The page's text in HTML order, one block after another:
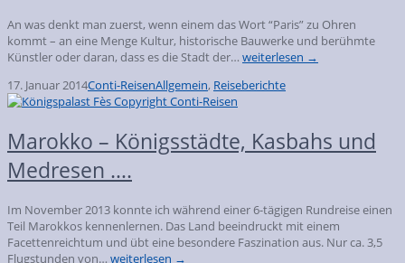
An was denkt man zuerst, wenn einem das Wort “Paris” zu Ohren
kommt – an eine Menge Kultur, historische Bauwerke und berühmte
Künstler oder daran, dass es die Stadt der… weiterlesen →
17. Januar 2014Conti-ReisenAllgemein, Reiseberichte
Marokko – Königsstädte, Kasbahs und
Medresen ….
Im November 2013 konnte ich während einer 6-tägigen Rundreise einen
Teil Marokkos kennenlernen. Das Land beeindruckt mit einem
Facettenreichtum und übt eine besondere Faszination aus. Nur ca. 3,5
Flugstunden von… weiterlesen →